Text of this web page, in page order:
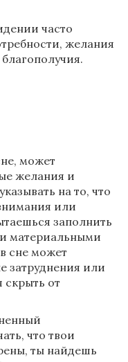
часто
желания
может
желания и
на то, что
или
заполнить
материальными
сне может
затруднения или
скрыть от
что твои
ты найдешь